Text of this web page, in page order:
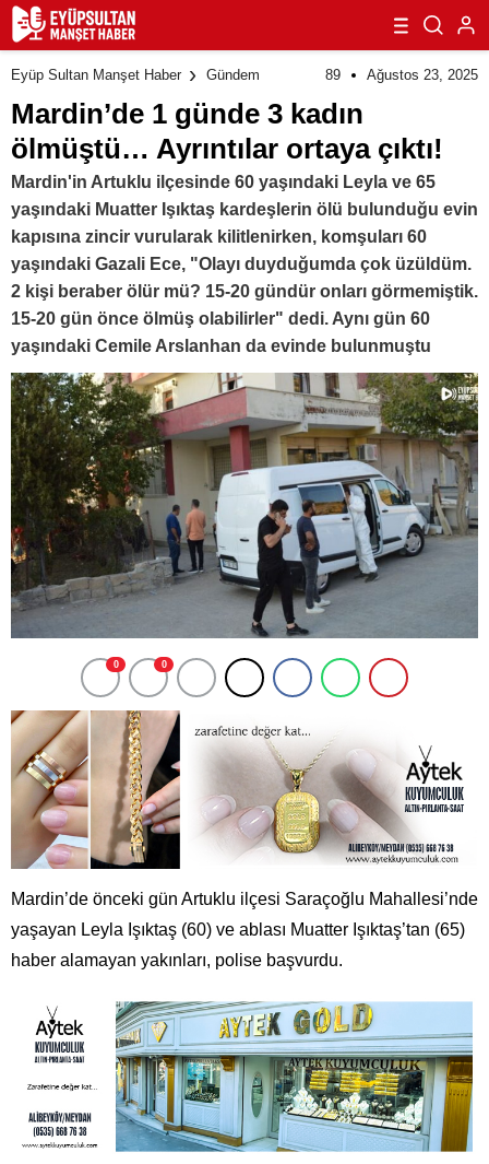
Eyüp Sultan Manşet Haber Gündem 89 Ağustos 23, 2025
Mardin’de 1 günde 3 kadın
ölmüştü… Ayrıntılar ortaya çıktı!
Mardin'in Artuklu ilçesinde 60 yaşındaki Leyla ve 65
yaşındaki Muatter Işıktaş kardeşlerin ölü bulunduğu evin
kapısına zincir vurularak kilitlenirken, komşuları 60
yaşındaki Gazali Ece, "Olayı duyduğumda çok üzüldüm.
2 kişi beraber ölür mü? 15-20 gündür onları görmemiştik.
15-20 gün önce ölmüş olabilirler" dedi. Aynı gün 60
yaşındaki Cemile Arslanhan da evinde bulunmuştu
0 0
Mardin’de önceki gün Artuklu ilçesi Saraçoğlu Mahallesi’nde
yaşayan Leyla Işıktaş (60) ve ablası Muatter Işıktaş’tan (65)
haber alamayan yakınları, polise başvurdu.